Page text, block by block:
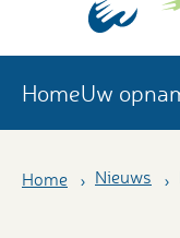
HomeUw
Home Nieuws